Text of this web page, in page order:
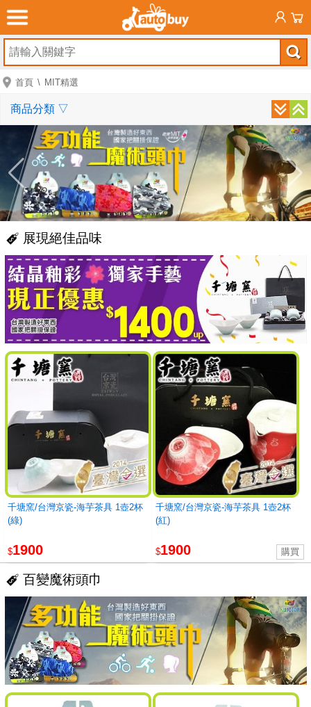
首頁 MIT精選
展現絕佳品味
千塘窯/台灣京瓷-海芋茶具 1壺2杯
(綠)
$1900
千塘窯/台灣京瓷-海芋茶具 1壺2杯
(紅)
$1900
百變魔術頭巾
商品分類 ▽